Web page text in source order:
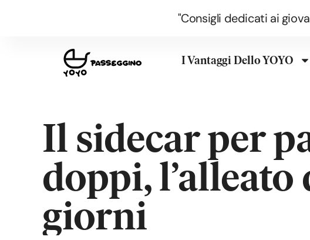
"Consigli dedicati ai
I Vantaggi Dello YOYO
Il sidecar per
doppi,
giorni